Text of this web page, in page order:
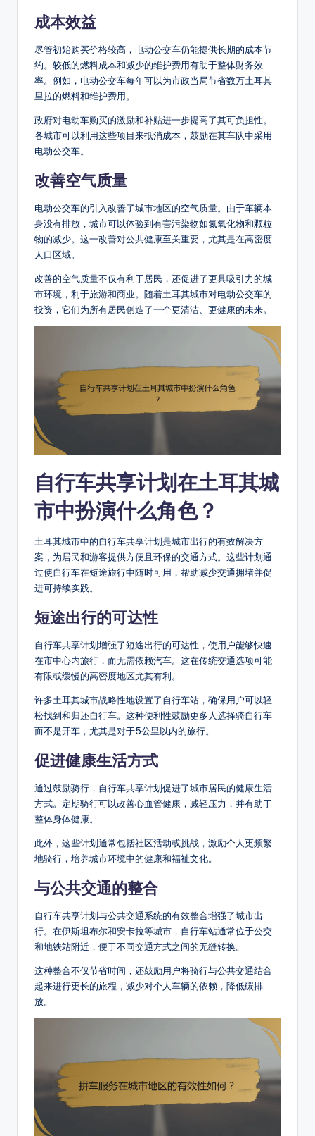
成本效益
尽管初始购买价格较高，电动公交车仍能提供长期的成本节
约。较低的燃料成本和减少的维护费用有助于整体财务效
率。例如，电动公交车每年可以为市政当局节省数万土耳其
里拉的燃料和维护费用。
政府对电动车购买的激励和补贴进一步提高了其可负担性。
各城市可以利用这些项目来抵消成本，鼓励在其车队中采用
电动公交车。
改善空气质量
电动公交车的引入改善了城市地区的空气质量。由于车辆本
身没有排放，城市可以体验到有害污染物如氮氧化物和颗粒
物的减少。这一改善对公共健康至关重要，尤其是在高密度
人口区域。
改善的空气质量不仅有利于居民，还促进了更具吸引力的城
市环境，利于旅游和商业。随着土耳其城市对电动公交车的
投资，它们为所有居民创造了一个更清洁、更健康的未来。
自行车共享计划在土耳其城
市中扮演什么角色？
土耳其城市中的自行车共享计划是城市出行的有效解决方
案，为居民和游客提供方便且环保的交通方式。这些计划通
过使自行车在短途旅行中随时可用，帮助减少交通拥堵并促
进可持续实践。
短途出行的可达性
自行车共享计划增强了短途出行的可达性，使用户能够快速
在市中心内旅行，而无需依赖汽车。这在传统交通选项可能
有限或缓慢的高密度地区尤其有利。
许多土耳其城市战略性地设置了自行车站，确保用户可以轻
松找到和归还自行车。这种便利性鼓励更多人选择骑自行车
而不是开车，尤其是对于5公里以内的旅行。
促进健康生活方式
通过鼓励骑行，自行车共享计划促进了城市居民的健康生活
方式。定期骑行可以改善心血管健康，减轻压力，并有助于
整体身体健康。
此外，这些计划通常包括社区活动或挑战，激励个人更频繁
地骑行，培养城市环境中的健康和福祉文化。
与公共交通的整合
自行车共享计划与公共交通系统的有效整合增强了城市出
行。在伊斯坦布尔和安卡拉等城市，自行车站通常位于公交
和地铁站附近，便于不同交通方式之间的无缝转换。
这种整合不仅节省时间，还鼓励用户将骑行与公共交通结合
起来进行更长的旅程，减少对个人车辆的依赖，降低碳排
放。